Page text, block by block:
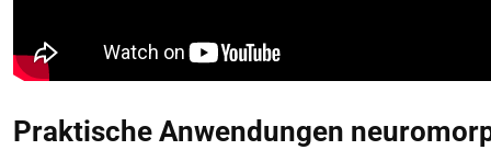
Praktische Anwendungen